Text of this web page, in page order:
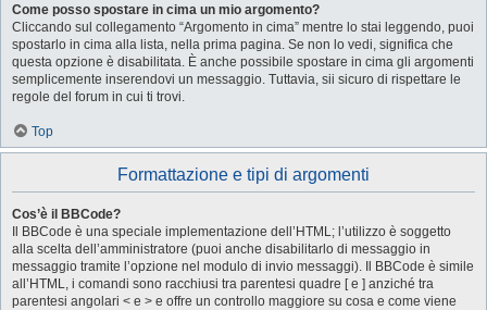
Come posso spostare in cima un mio argomento?
Cliccando sul collegamento “Argomento in cima” mentre lo stai leggendo, puoi
spostarlo in cima alla lista, nella prima pagina. Se non lo vedi, significa che
questa opzione è disabilitata. È anche possibile spostare in cima gli argomenti
semplicemente inserendovi un messaggio. Tuttavia, sii sicuro di rispettare le
regole del forum in cui ti trovi.
Top
Formattazione e tipi di argomenti
Cos’è il BBCode?
Il BBCode è una speciale implementazione dell’HTML; l’utilizzo è soggetto
alla scelta dell’amministratore (puoi anche disabilitarlo di messaggio in
messaggio tramite l’opzione nel modulo di invio messaggi). Il BBCode è simile
all’HTML, i comandi sono racchiusi tra parentesi quadre [ e ] anziché tra
parentesi angolari < e > e offre un controllo maggiore su cosa e come viene